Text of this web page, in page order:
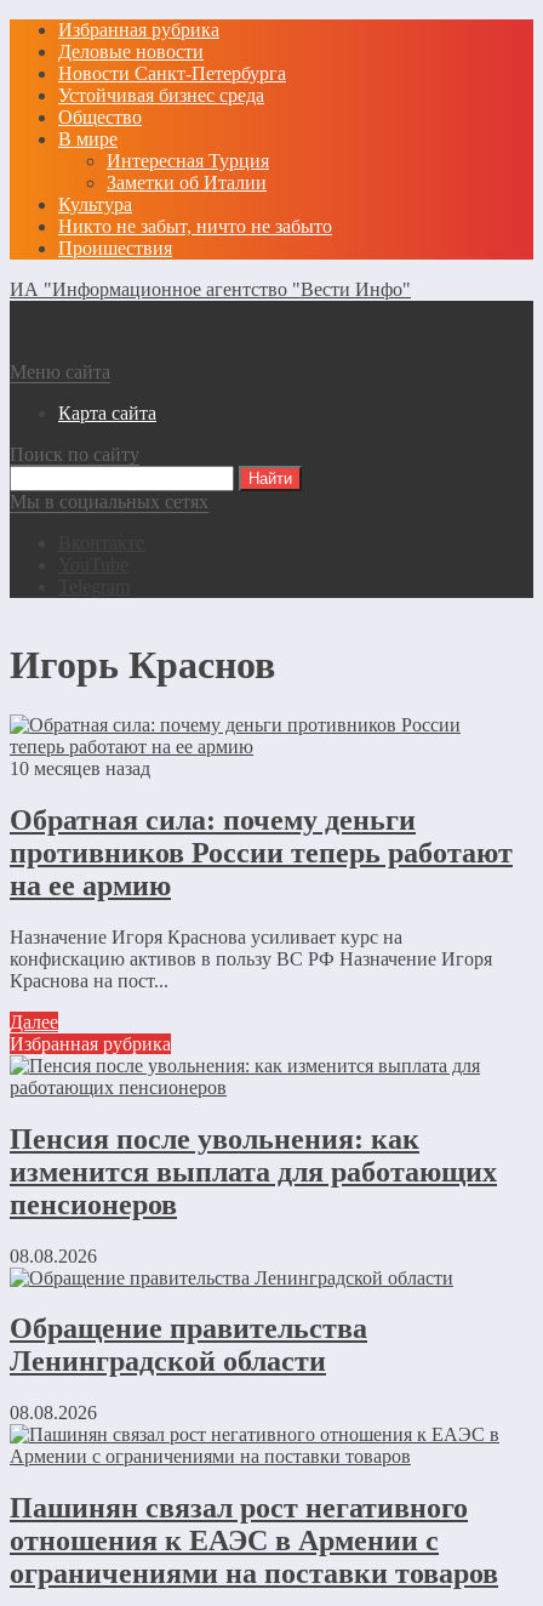
Избранная рубрика
Деловые новости
Новости Санкт-Петербурга
Устойчивая бизнес среда
Общество
В мире
Интересная Турция
Заметки об Италии
Культура
Никто не забыт, ничто не забыто
Проишествия
ИА "Информационное агентство "Вести Инфо"
Меню сайта
Карта сайта
Поиск по сайту
Мы в социальных сетях
Игорь Краснов
10 месяцев назад
Обратная сила: почему деньги
противников России теперь работают
на ее армию
Назначение Игоря Краснова усиливает курс на
конфискацию активов в пользу ВС РФ Назначение Игоря
Краснова на пост...
Далее
Избранная рубрика
Пенсия после увольнения: как
изменится выплата для работающих
пенсионеров
08.08.2026
Обращение правительства
Ленинградской области
08.08.2026
Пашинян связал рост негативного
отношения к ЕАЭС в Армении с
ограничениями на поставки товаров